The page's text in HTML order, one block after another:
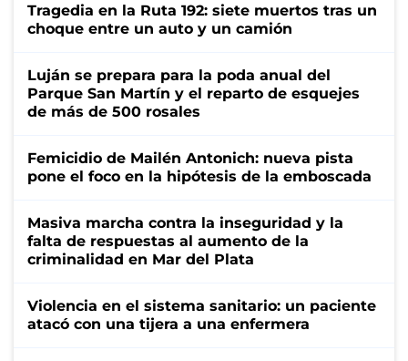
Tragedia en la Ruta 192: siete muertos tras un
choque entre un auto y un camión
Luján se prepara para la poda anual del
Parque San Martín y el reparto de esquejes
de más de 500 rosales
Femicidio de Mailén Antonich: nueva pista
pone el foco en la hipótesis de la emboscada
Masiva marcha contra la inseguridad y la
falta de respuestas al aumento de la
criminalidad en Mar del Plata
Violencia en el sistema sanitario: un paciente
atacó con una tijera a una enfermera